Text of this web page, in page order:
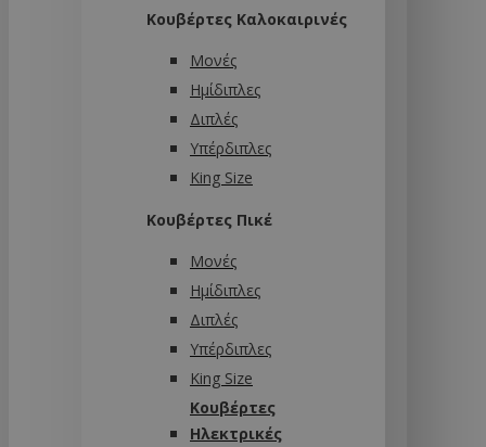
Κουβέρτες Καλοκαιρινές
Μονές
Ημίδιπλες
Διπλές
Υπέρδιπλες
King Size
Κουβέρτες Πικέ
Μονές
Ημίδιπλες
Διπλές
Υπέρδιπλες
King Size
Κουβέρτες
Ηλεκτρικές